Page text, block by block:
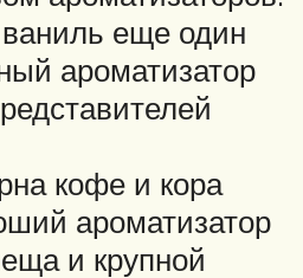
еще один
ароматизатор
кофе и кора
ароматизатор
и крупной